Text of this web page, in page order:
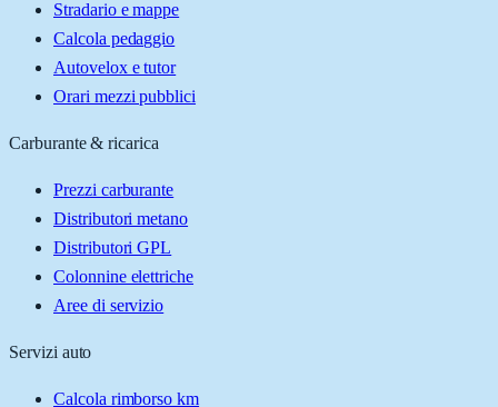
Stradario e mappe
Calcola pedaggio
Autovelox e tutor
Orari mezzi pubblici
Carburante & ricarica
Prezzi carburante
Distributori metano
Distributori GPL
Colonnine elettriche
Aree di servizio
Servizi auto
Calcola rimborso km